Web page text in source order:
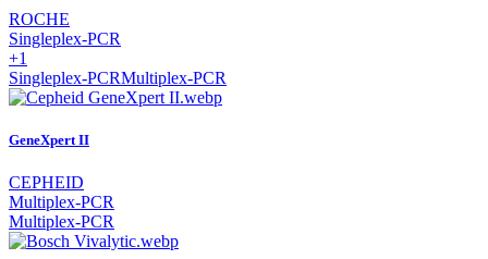
ROCHE
Singleplex-PCR
+1
Singleplex-PCRMultiplex-PCR
GeneXpert II
CEPHEID
Multiplex-PCR
Multiplex-PCR